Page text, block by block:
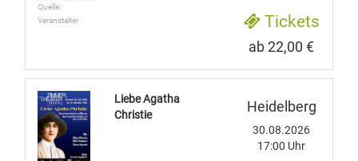
Quelle:
Veranstalter
Tickets
ab 22,00 €
Liebe Agatha
Christie
Heidelberg
30.08.2026
17:00 Uhr